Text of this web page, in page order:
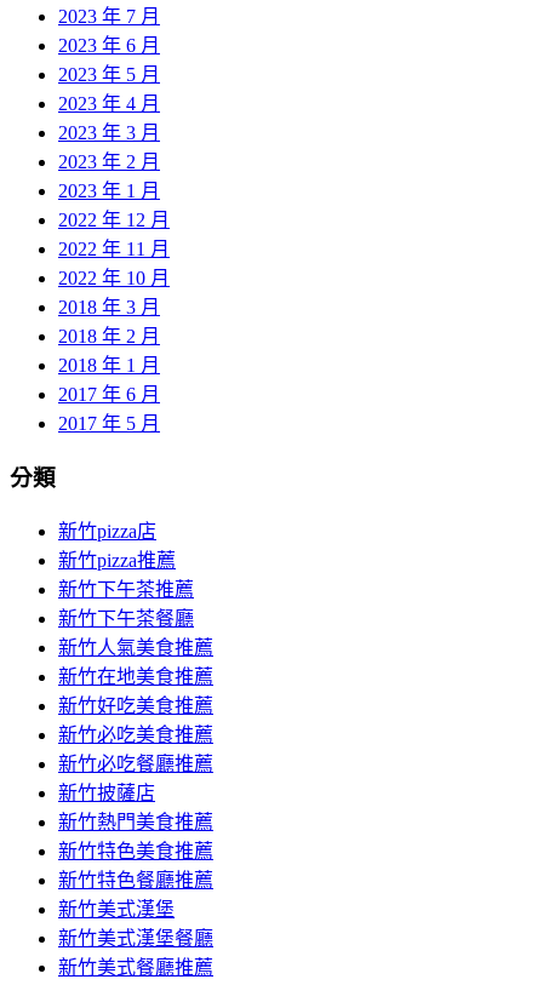
2023 年 7 月
2023 年 6 月
2023 年 5 月
2023 年 4 月
2023 年 3 月
2023 年 2 月
2023 年 1 月
2022 年 12 月
2022 年 11 月
2022 年 10 月
2018 年 3 月
2018 年 2 月
2018 年 1 月
2017 年 6 月
2017 年 5 月
分類
新竹pizza店
新竹pizza推薦
新竹下午茶推薦
新竹下午茶餐廳
新竹人氣美食推薦
新竹在地美食推薦
新竹好吃美食推薦
新竹必吃美食推薦
新竹必吃餐廳推薦
新竹披薩店
新竹熱門美食推薦
新竹特色美食推薦
新竹特色餐廳推薦
新竹美式漢堡
新竹美式漢堡餐廳
新竹美式餐廳推薦